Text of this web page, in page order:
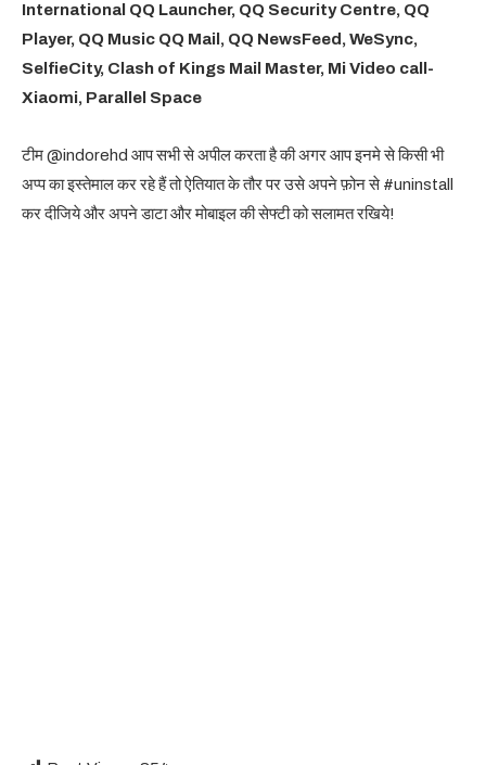
International QQ Launcher, QQ Security Centre, QQ
Player, QQ Music QQ Mail, QQ NewsFeed, WeSync,
SelfieCity, Clash of Kings Mail Master, Mi Video call-
Xiaomi, Parallel Space
टीम @indorehd आप सभी से अपील करता है की अगर आप इनमे से किसी भी
अप्प का इस्तेमाल कर रहे हैं तो ऐतियात के तौर पर उसे अपने फ़ोन से #uninstall
कर दीजिये और अपने डाटा और मोबाइल की सेफ्टी को सलामत रखिये!